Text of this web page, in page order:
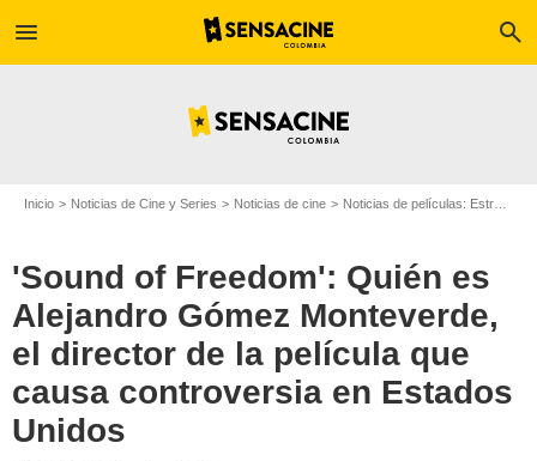
menu search
Inicio Noticias de Cine y Series Noticias de cine Noticias de películas: Estreno de película
'Sound of Freedom': Quién es
Alejandro Gómez Monteverde,
el director de la película que
causa controversia en Estados
Unidos